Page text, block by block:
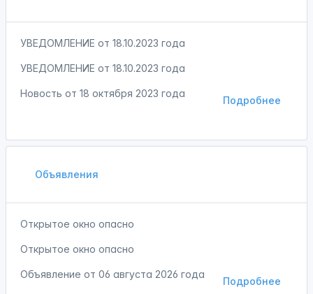
УВЕДОМЛЕНИЕ от 18.10.2023 года
УВЕДОМЛЕНИЕ от 18.10.2023 года
Подробнее
Новость от 18 октября 2023 года
Объявления
Открытое окно опасно
Открытое окно опасно
Подробнее
Объявление от 06 августа 2026 года